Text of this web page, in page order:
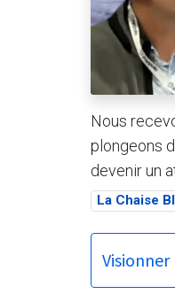
Nous
plongeons
devenir un
La Chaise
Visionner